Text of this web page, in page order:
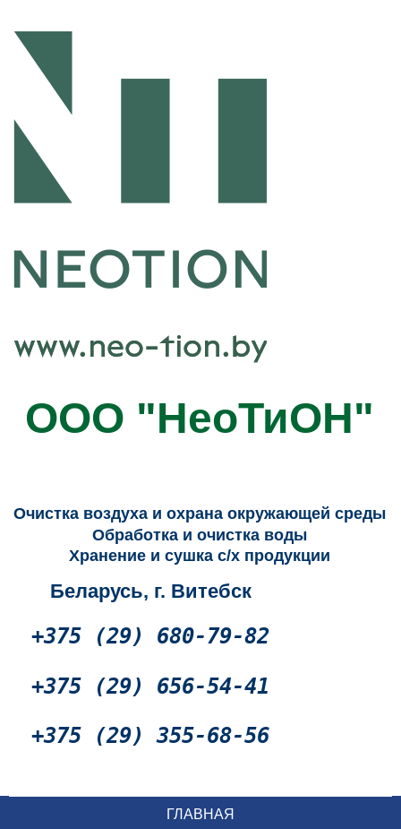
ООО "НеоТиОН"
Очистка воздуха и охрана окружающей среды
Обработка и очистка воды
Хранение и сушка с/х продукции
Беларусь, г. Витебск
+375 (29) 680-79-82
+375 (29) 656-54-41
+375 (29) 355-68-56
ГЛАВНАЯ